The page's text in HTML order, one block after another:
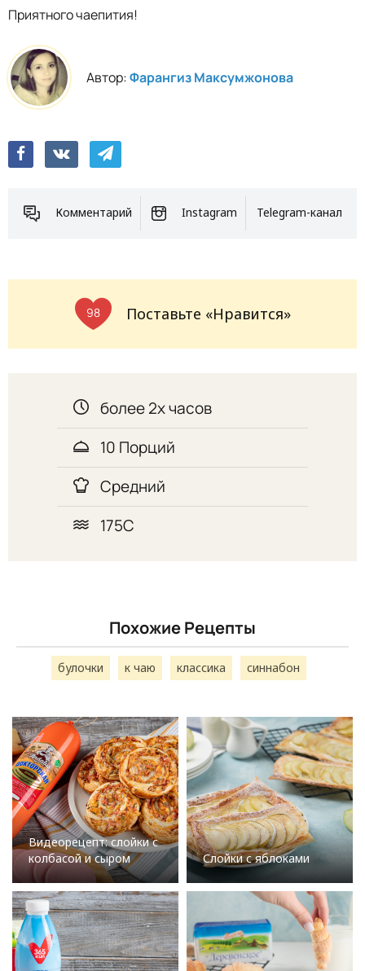
Приятного чаепития!
Автор:Фарангиз Максумжонова
Комментарий Instagram Telegram-канал
98 Поставьте «Нравится»
более 2х часов
10 Порций
Средний
175С
Похожие Рецепты
булочки к чаю классика синнабон
Видеорецепт: слойки с
колбасой и сыром
Слойки с яблоками